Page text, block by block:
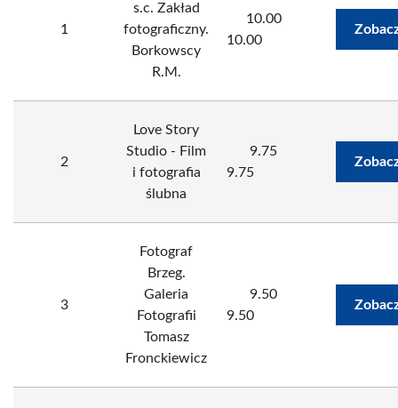
1
s.c. Zakład
fotograficzny.
Borkowscy
R.M.
10.00
10.00
2
Love Story
Studio - Film
i fotografia
ślubna
9.75
9.75
3
Fotograf
Brzeg.
Galeria
Fotografii
Tomasz
Fronckiewicz
9.50
9.50